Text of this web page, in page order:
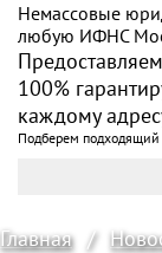
Немассовые
любую ИФНС
100%
каждому
Подберем
Главная /